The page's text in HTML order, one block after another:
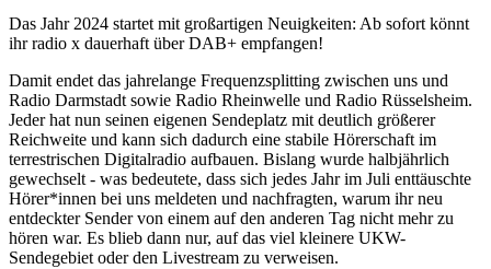
Das Jahr 2024 startet mit großartigen Neuigkeiten: Ab sofort könnt
ihr radio x dauerhaft über DAB+ empfangen!
Damit endet das jahrelange Frequenzsplitting zwischen uns und
Radio Darmstadt sowie Radio Rheinwelle und Radio Rüsselsheim.
Jeder hat nun seinen eigenen Sendeplatz mit deutlich größerer
Reichweite und kann sich dadurch eine stabile Hörerschaft im
terrestrischen Digitalradio aufbauen. Bislang wurde halbjährlich
gewechselt - was bedeutete, dass sich jedes Jahr im Juli enttäuschte
Hörer*innen bei uns meldeten und nachfragten, warum ihr neu
entdeckter Sender von einem auf den anderen Tag nicht mehr zu
hören war. Es blieb dann nur, auf das viel kleinere UKW-
Sendegebiet oder den Livestream zu verweisen.